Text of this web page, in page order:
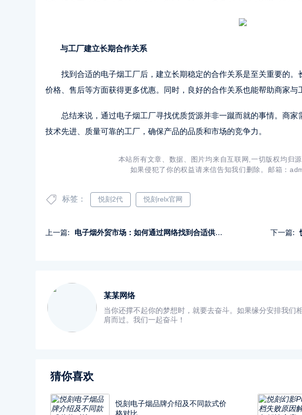
与工厂建立长期合作关系
找到合适的电子烟工厂后，建立长期稳定的合作关系是至关重要的
价格、售后等方面获得更多优惠。同时，良好的合作关系也能帮助商家与
总结来说，通过电子烟工厂寻找优质货源并非一蹴而就的事情。商家
技术先进、质量可靠的工厂，确保产品的品质和市场的竞争力。
本站所有文章、数据、图片均来自互联网,一切版权均归源
如果侵犯了你的权益请来信告知我们删除。邮箱：
标签： 悦刻2代 悦刻relx官网
上一篇: 电子烟外贸市场：如何通过网络找到合适供应商 下一篇:
某某网络
当你还撑不起你的梦想时，就要去奋斗。如果缘分安排我们
肩而过。我们一起奋斗！
猜你喜欢
悦刻电子烟品牌介绍及不同款式价
格对比